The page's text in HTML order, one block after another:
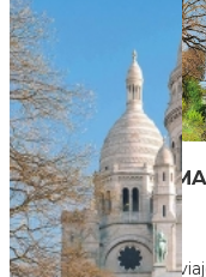
SANTUARIOS
Noches
Embárcate en un